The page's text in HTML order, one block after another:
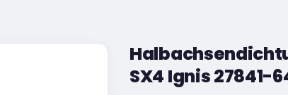
SX4 Ignis 27841-